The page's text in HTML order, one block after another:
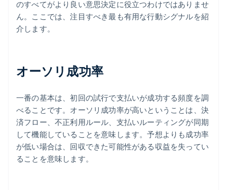
のすべてがより良い意思決定に役立つわけではありませ
ん。ここでは、注目すべき最も有用な行動シグナルを紹
介します。
オーソリ成功率
一番の基本は、初回の試行で支払いが成功する頻度を調
べることです。オーソリ成功率が高いということは、決
済フロー、不正利用ルール、支払いルーティングが同期
して機能していることを意味します。予想よりも成功率
が低い場合は、回収できた可能性がある収益を失ってい
ることを意味します。